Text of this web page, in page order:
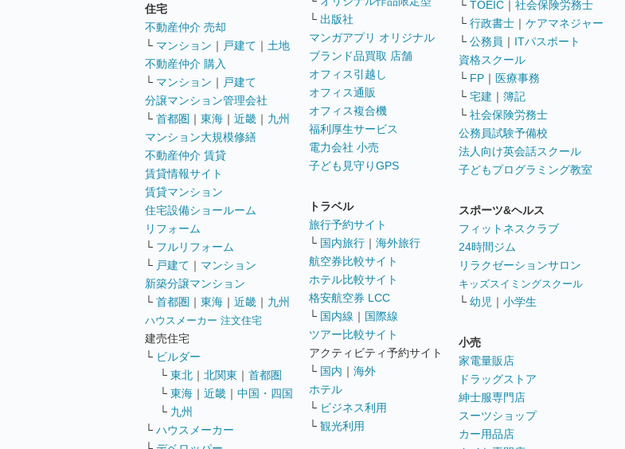
住宅
不動産仲介 売却
└ マンション ｜ 戸建て ｜ 土地
不動産仲介 購入
└ マンション ｜ 戸建て
分譲マンション管理会社
└ 首都圏 ｜ 東海 ｜ 近畿 ｜ 九州
マンション大規模修繕
不動産仲介 賃貸
賃貸情報サイト
賃貸マンション
住宅設備ショールーム
リフォーム
└ フルリフォーム
└ 戸建て ｜ マンション
新築分譲マンション
└ 首都圏 ｜ 東海 ｜ 近畿 ｜ 九州
ハウスメーカー 注文住宅
建売住宅
└ ビルダー
└ 東北 ｜ 北関東 ｜ 首都圏
└ 東海 ｜ 近畿 ｜ 中国・四国
└ 九州
└ ハウスメーカー
└ 出版社
マンガアプリ オリジナル
ブランド品買取 店舗
オフィス引越し
オフィス通販
オフィス複合機
福利厚生サービス
電力会社 小売
子ども見守りGPS
トラベル
旅行予約サイト
└ 国内旅行 ｜ 海外旅行
航空券比較サイト
ホテル比較サイト
格安航空券 LCC
└ 国内線 ｜ 国際線
ツアー比較サイト
アクティビティ予約サイト
└ 国内 ｜ 海外
ホテル
└ ビジネス利用
└ 観光利用
└ TOEIC ｜ 社会保険労務士
└ 行政書士 ｜ ケアマネジャー
└ 公務員 ｜ ITパスポート
資格スクール
└ FP ｜ 医療事務
└ 宅建 ｜ 簿記
└ 社会保険労務士
公務員試験予備校
法人向け英会話スクール
子どもプログラミング教室
スポーツ&ヘルス
フィットネスクラブ
24時間ジム
リラクゼーションサロン
キッズスイミングスクール
└ 幼児 ｜ 小学生
小売
家電量販店
ドラッグストア
紳士服専門店
スーツショップ
カー用品店